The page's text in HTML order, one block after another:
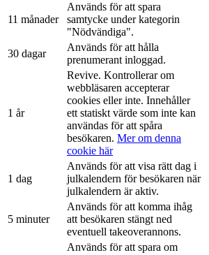
11 månader
Används för att spara
samtycke under kategorin
"Nödvändiga".
30 dagar
Används för att hålla
prenumerant inloggad.
1 år
Revive. Kontrollerar om
webbläsaren accepterar
cookies eller inte. Innehåller
ett statiskt värde som inte kan
användas för att spåra
besökaren. Mer om denna
cookie här
1 dag
Används för att visa rätt dag i
julkalendern för besökaren när
julkalendern är aktiv.
5 minuter
Används för att komma ihåg
att besökaren stängt ned
eventuell takeoverannons.
Används för att spara om